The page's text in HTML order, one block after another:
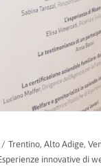
Trentino, Alto Adige,
innovative di